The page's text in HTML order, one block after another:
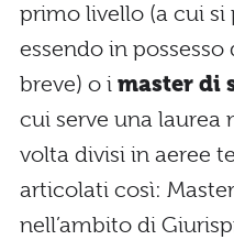
primo livello (a cui si
essendo in
breve) o i master di
cui serve una laurea
volta divisi in aeree
articolati così:
nell’ambito di